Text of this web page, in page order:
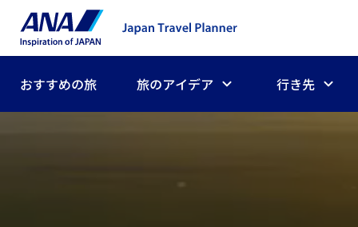
おすすめの旅 旅のアイデア 行き先